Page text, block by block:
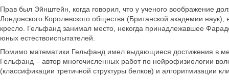
Прав был Эйнштейн, когда говорил, что у ученого воображение
Лондонского Королевского общества (Британской академии
кресло. Гельфанд занимал место, некогда принадлежавшее
юных естествоиспытателей.
Помимо математики Гельфанд имел выдающиеся достижения в
Гельфанд – автор многочисленных работ по нейрофизиологии
(классификации третичной структуры белков) и алгоритмизации